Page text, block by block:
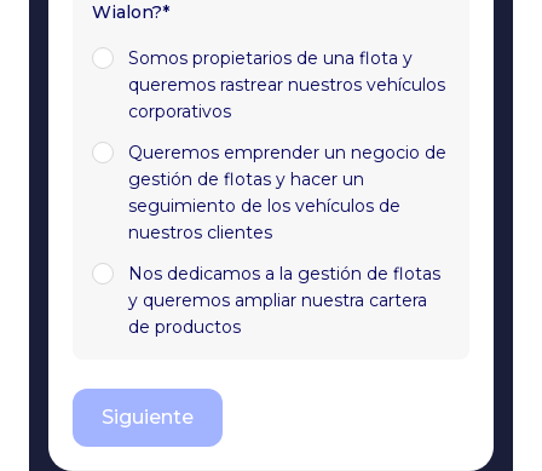
Wialon?*
Somos propietarios de una flota y
queremos rastrear nuestros vehículos
corporativos
Queremos emprender un negocio de
gestión de flotas y hacer un
seguimiento de los vehículos de
nuestros clientes
Nos dedicamos a la gestión de flotas
y queremos ampliar nuestra cartera
de productos
Siguiente